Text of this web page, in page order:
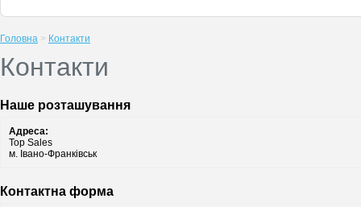
Головна > Контакти
Контакти
Наше розташування
Адреса:
Top Sales
м. Івано-Франківськ
Контактна форма